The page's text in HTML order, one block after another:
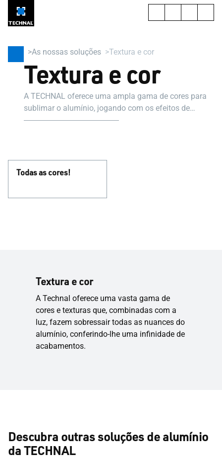
As nossas soluções Textura e cor
Textura e cor
A TECHNAL oferece uma ampla gama de cores para
sublimar o alumínio, jogando com os efeitos de
material e luz.
Todas as cores!
Textura e cor
A Technal oferece uma vasta gama de
cores e texturas que, combinadas com a
luz, fazem sobressair todas as nuances do
alumínio, conferindo-lhe uma infinidade de
acabamentos.
Descubra outras soluções de alumínio
da TECHNAL